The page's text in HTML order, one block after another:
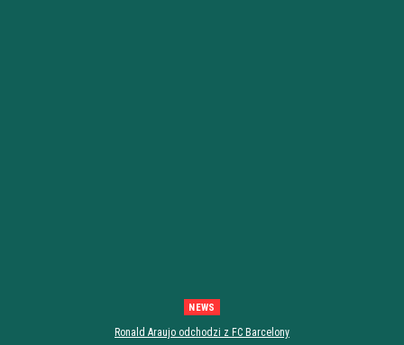
NEWS
Ronald Araujo odchodzi z FC Barcelony